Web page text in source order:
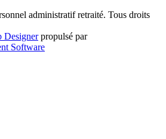
administratif retraité. Tous droits
propulsé par